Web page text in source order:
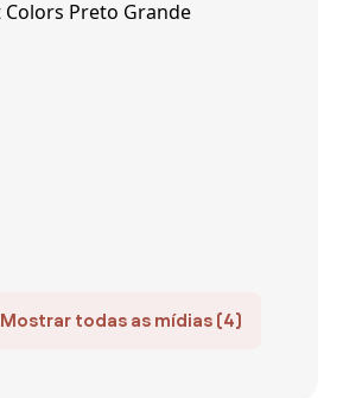
Mostrar todas as mídias (4)